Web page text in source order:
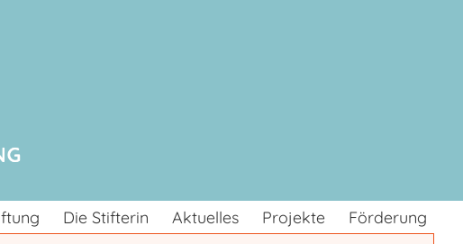
Die Stifterin Aktuelles Projekte Förderung